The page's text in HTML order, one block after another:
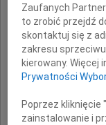
Zaufanych
to zrobić przejdź
skontaktuj się z
zakresu
kierowany. Więcej
Prywatności
Poprzez kliknięcie
zainstalowanie i